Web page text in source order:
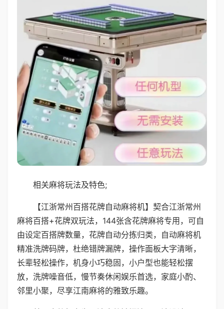
相关麻将玩法及特色;
【江浙常州百搭花牌自动麻将机】契合江浙常州
麻将百搭+花牌双玩法，144张含花牌麻将专用，可自
由设定百搭牌数量，花牌自动分拣归类，自动麻将机
精准洗牌码牌，杜绝错牌漏牌，操作面板大字清晰，
长辈轻松操作，机身小巧稳固，小户型也能轻松摆
放，洗牌噪音低，慢节奏休闲娱乐首选，家庭小酌、
邻里小聚，尽享江南麻将的雅致乐趣。